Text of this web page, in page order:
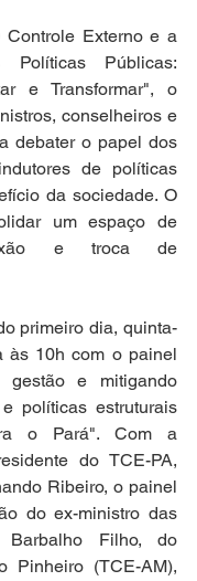
Externo e a
Políticas Públicas:
e Transformar", o
conselheiros e
debater o papel dos
de políticas
da sociedade. O
um espaço de
e troca de
primeiro dia, quinta-
às 10h com o painel
gestão e mitigando
políticas estruturais
o Pará". Com a
do TCE-PA,
Ribeiro, o painel
do ex-ministro das
Barbalho Filho, do
Pinheiro (TCE-AM),